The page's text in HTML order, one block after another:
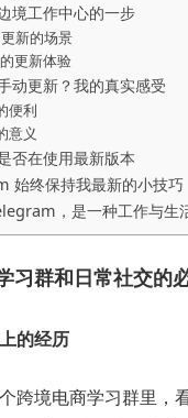
境工作中心的一步
新的场景
更新体验
动更新？我的真实感受
便利
意义
否在使用最新版本
始终保持我最新的小技巧
，是一种工作与生
习群和日常社交的
的经历
跨境电商学习群里，